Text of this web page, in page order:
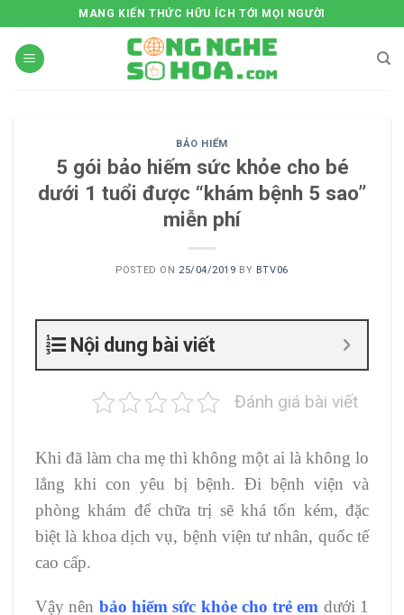
to
content
MANG KIẾN THỨC HỮU ÍCH TỚI MỌI NGƯỜI
BẢO HIỂM
5 gói bảo hiếm sức khỏe cho bé
dưới 1 tuổi được “khám bệnh 5 sao”
miễn phí
POSTED ON 25/04/2019 BY BTV06
Nội dung bài viết
Đánh giá bài viết
Khi đã làm cha mẹ thì không một ai là không lo
lắng khi con yêu bị bệnh. Đi bệnh viện và
phòng khám để chữa trị sẽ khá tốn kém, đặc
biệt là khoa dịch vụ, bệnh viện tư nhân, quốc tế
cao cấp.
Vậy nên bảo hiểm sức khỏe cho trẻ em dưới 1